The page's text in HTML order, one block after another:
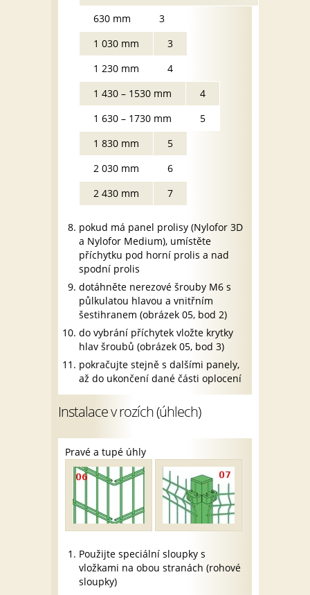
630 mm
3
1 030 mm
3
1 230 mm
4
1 430 – 1530 mm
4
1 630 – 1730 mm
5
1 830 mm
5
2 030 mm
6
2 430 mm
7
pokud má panel prolisy (Nylofor 3D
a Nylofor Medium), umístěte
příchytku pod horní prolis a nad
spodní prolis
dotáhněte nerezové šrouby M6 s
půlkulatou hlavou a vnitřním
šestihranem (obrázek 05, bod 2)
do vybrání příchytek vložte krytky
hlav šroubů (obrázek 05, bod 3)
pokračujte stejně s dalšími panely,
až do ukončení dané části oplocení
Instalace v rozích (úhlech)
Pravé a tupé úhly
Použijte speciální sloupky s
vložkami na obou stranách (rohové
sloupky)